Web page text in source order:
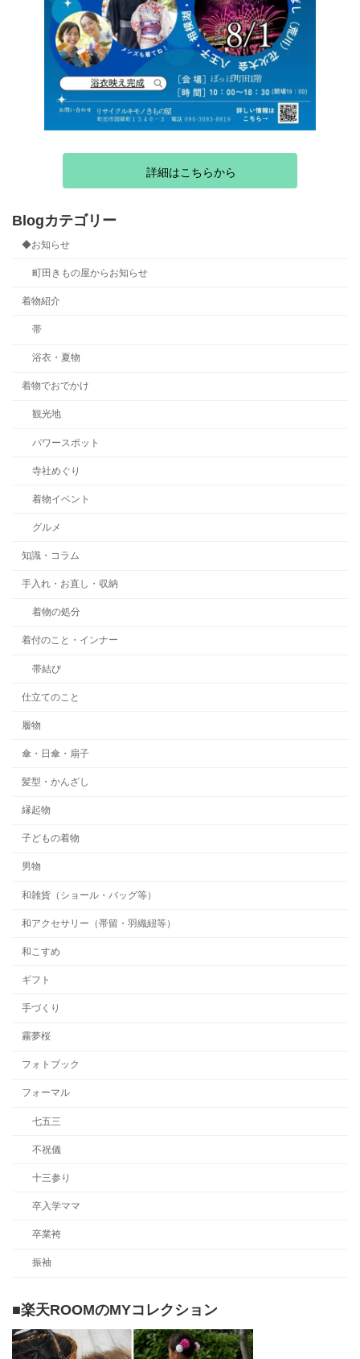
詳細はこちらから
Blogカテゴリー
◆お知らせ
町田きもの屋からお知らせ
着物紹介
帯
浴衣・夏物
着物でおでかけ
観光地
パワースポット
寺社めぐり
着物イベント
グルメ
知識・コラム
手入れ・お直し・収納
着物の処分
着付のこと・インナー
帯結び
仕立てのこと
履物
傘・日傘・扇子
髪型・かんざし
縁起物
子どもの着物
男物
和雑貨（ショール・バッグ等）
和アクセサリー（帯留・羽織紐等）
和こすめ
ギフト
手づくり
霧夢桜
フォトブック
フォーマル
七五三
不祝儀
十三参り
卒入学ママ
卒業袴
振袖
■楽天ROOMのMYコレクション